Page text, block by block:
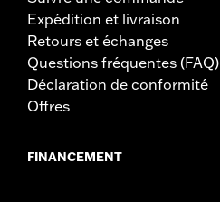
Expédition et livraison
Retours et échanges
Questions fréquentes (FAQ)
Déclaration de conformité
Offres
FINANCEMENT